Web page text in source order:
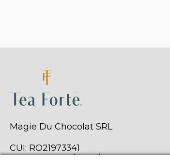
Magie Du Chocolat SRL
CUI: RO21973341